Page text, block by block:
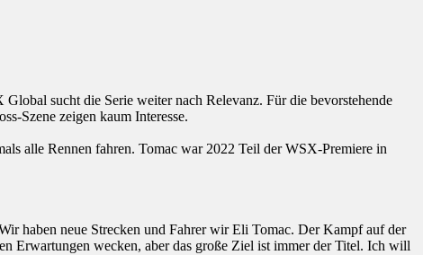
sucht die Serie weiter nach Relevanz. Für die bevorstehende
Szene zeigen kaum Interesse.
alle Rennen fahren. Tomac war 2022 Teil der WSX-Premiere in
haben neue Strecken und Fahrer wir Eli Tomac. Der Kampf auf der
Erwartungen wecken, aber das große Ziel ist immer der Titel. Ich will